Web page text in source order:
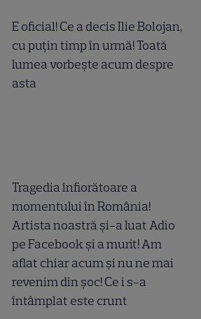
E oficial! Ce a decis Ilie Bolojan,
cu puțin timp în urmă! Toată
lumea vorbește acum despre
asta
Tragedia înfiorătoare a
momentului în România!
Artista noastră și-a luat Adio
pe Facebook și a murit! Am
aflat chiar acum și nu ne mai
revenim din șoc! Ce i s-a
întâmplat este crunt